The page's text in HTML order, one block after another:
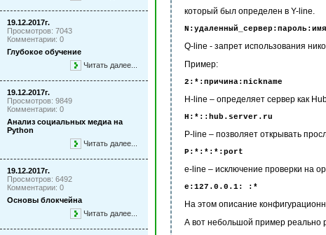
19.12.2017г.
Просмотров: 7043
Комментарии: 0
Глубокое обучение
Читать далее...
19.12.2017г.
Просмотров: 9849
Комментарии: 0
Анализ социальных медиа на
Python
Читать далее...
19.12.2017г.
Просмотров: 6492
Комментарии: 0
Основы блокчейна
Читать далее...
который был определен в Y-line.
Q-line - запрет использования
Пример:
2:*:причина:nickname
H-line – определяет сервер как
Н:*::hub.server.ru
P-line – позволяет открывать
P:*:*:*:port
e-line – исключение проверки на
e:127.0.0.1: :*
На этом описание
А вот небольшой пример реально